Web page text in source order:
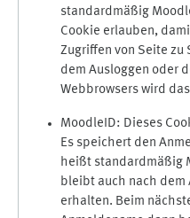
standardmäßig
Cookie erlauben,
Zugriffen von Seite
dem Ausloggen oder
Webbrowsers wird
MoodleID: Dieses
Es speichert den
heißt standardmäßig
bleibt auch nach dem
erhalten. Beim